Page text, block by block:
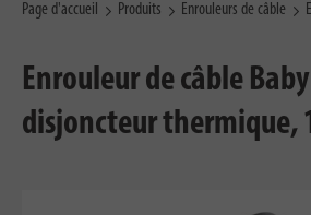
Page d'accueil Produits Enrouleurs de câble
Enrouleur de câble
disjoncteur thermique,